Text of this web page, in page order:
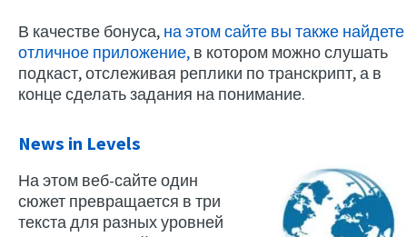
В качестве бонуса, на этом сайте вы также найдете
отличное приложение, в котором можно слушать
подкаст, отслеживая реплики по транскрипт, а в
конце сделать задания на понимание.
News in Levels
На этом веб-сайте один
сюжет превращается в три
текста для разных уровней